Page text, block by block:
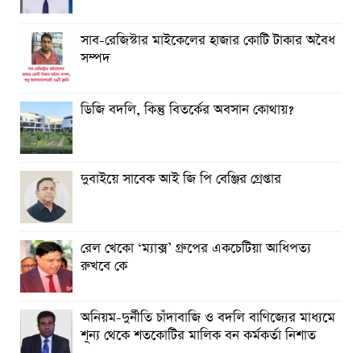
সাব-রেজিস্টার মাইকেলের হাজার কোটি টাকার অবৈধ
সম্পদ
ডিজি বদলি, কিন্তু বিতর্কের অবসান কোথায়?
দুবাইয়ে সাবেক আই জি পি বেঞ্জির গ্রেপ্তার
রেল খেকো ‘ম্যাক্স’ গ্রুপের একচেটিয়া আধিপত্য
রুখবে কে
অনিয়ম-দুর্নীতি চাঁদাবাজি ও বদলি বাণিজ্যের মাধ্যমে
শূন্য থেকে শতকোটির মালিক বন কর্মকর্তা নিশাত